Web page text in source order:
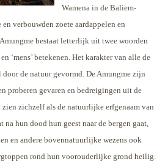
Wamena in de Baliem-
verbouwden zoete aardappelen en
bestaat letterlijk uit twee woorden
en ‘mens’ betekenen. Het karakter van alle de
door de natuur gevormd. De Amungme zijn
proberen gevaren en bedreigingen uit de
zien zichzelf als de natuurlijke erfgenaam van
hun dood hun geest naar de bergen gaat,
en andere bovennatuurlijke wezens ook
rond hun voorouderlijke grond heilig.